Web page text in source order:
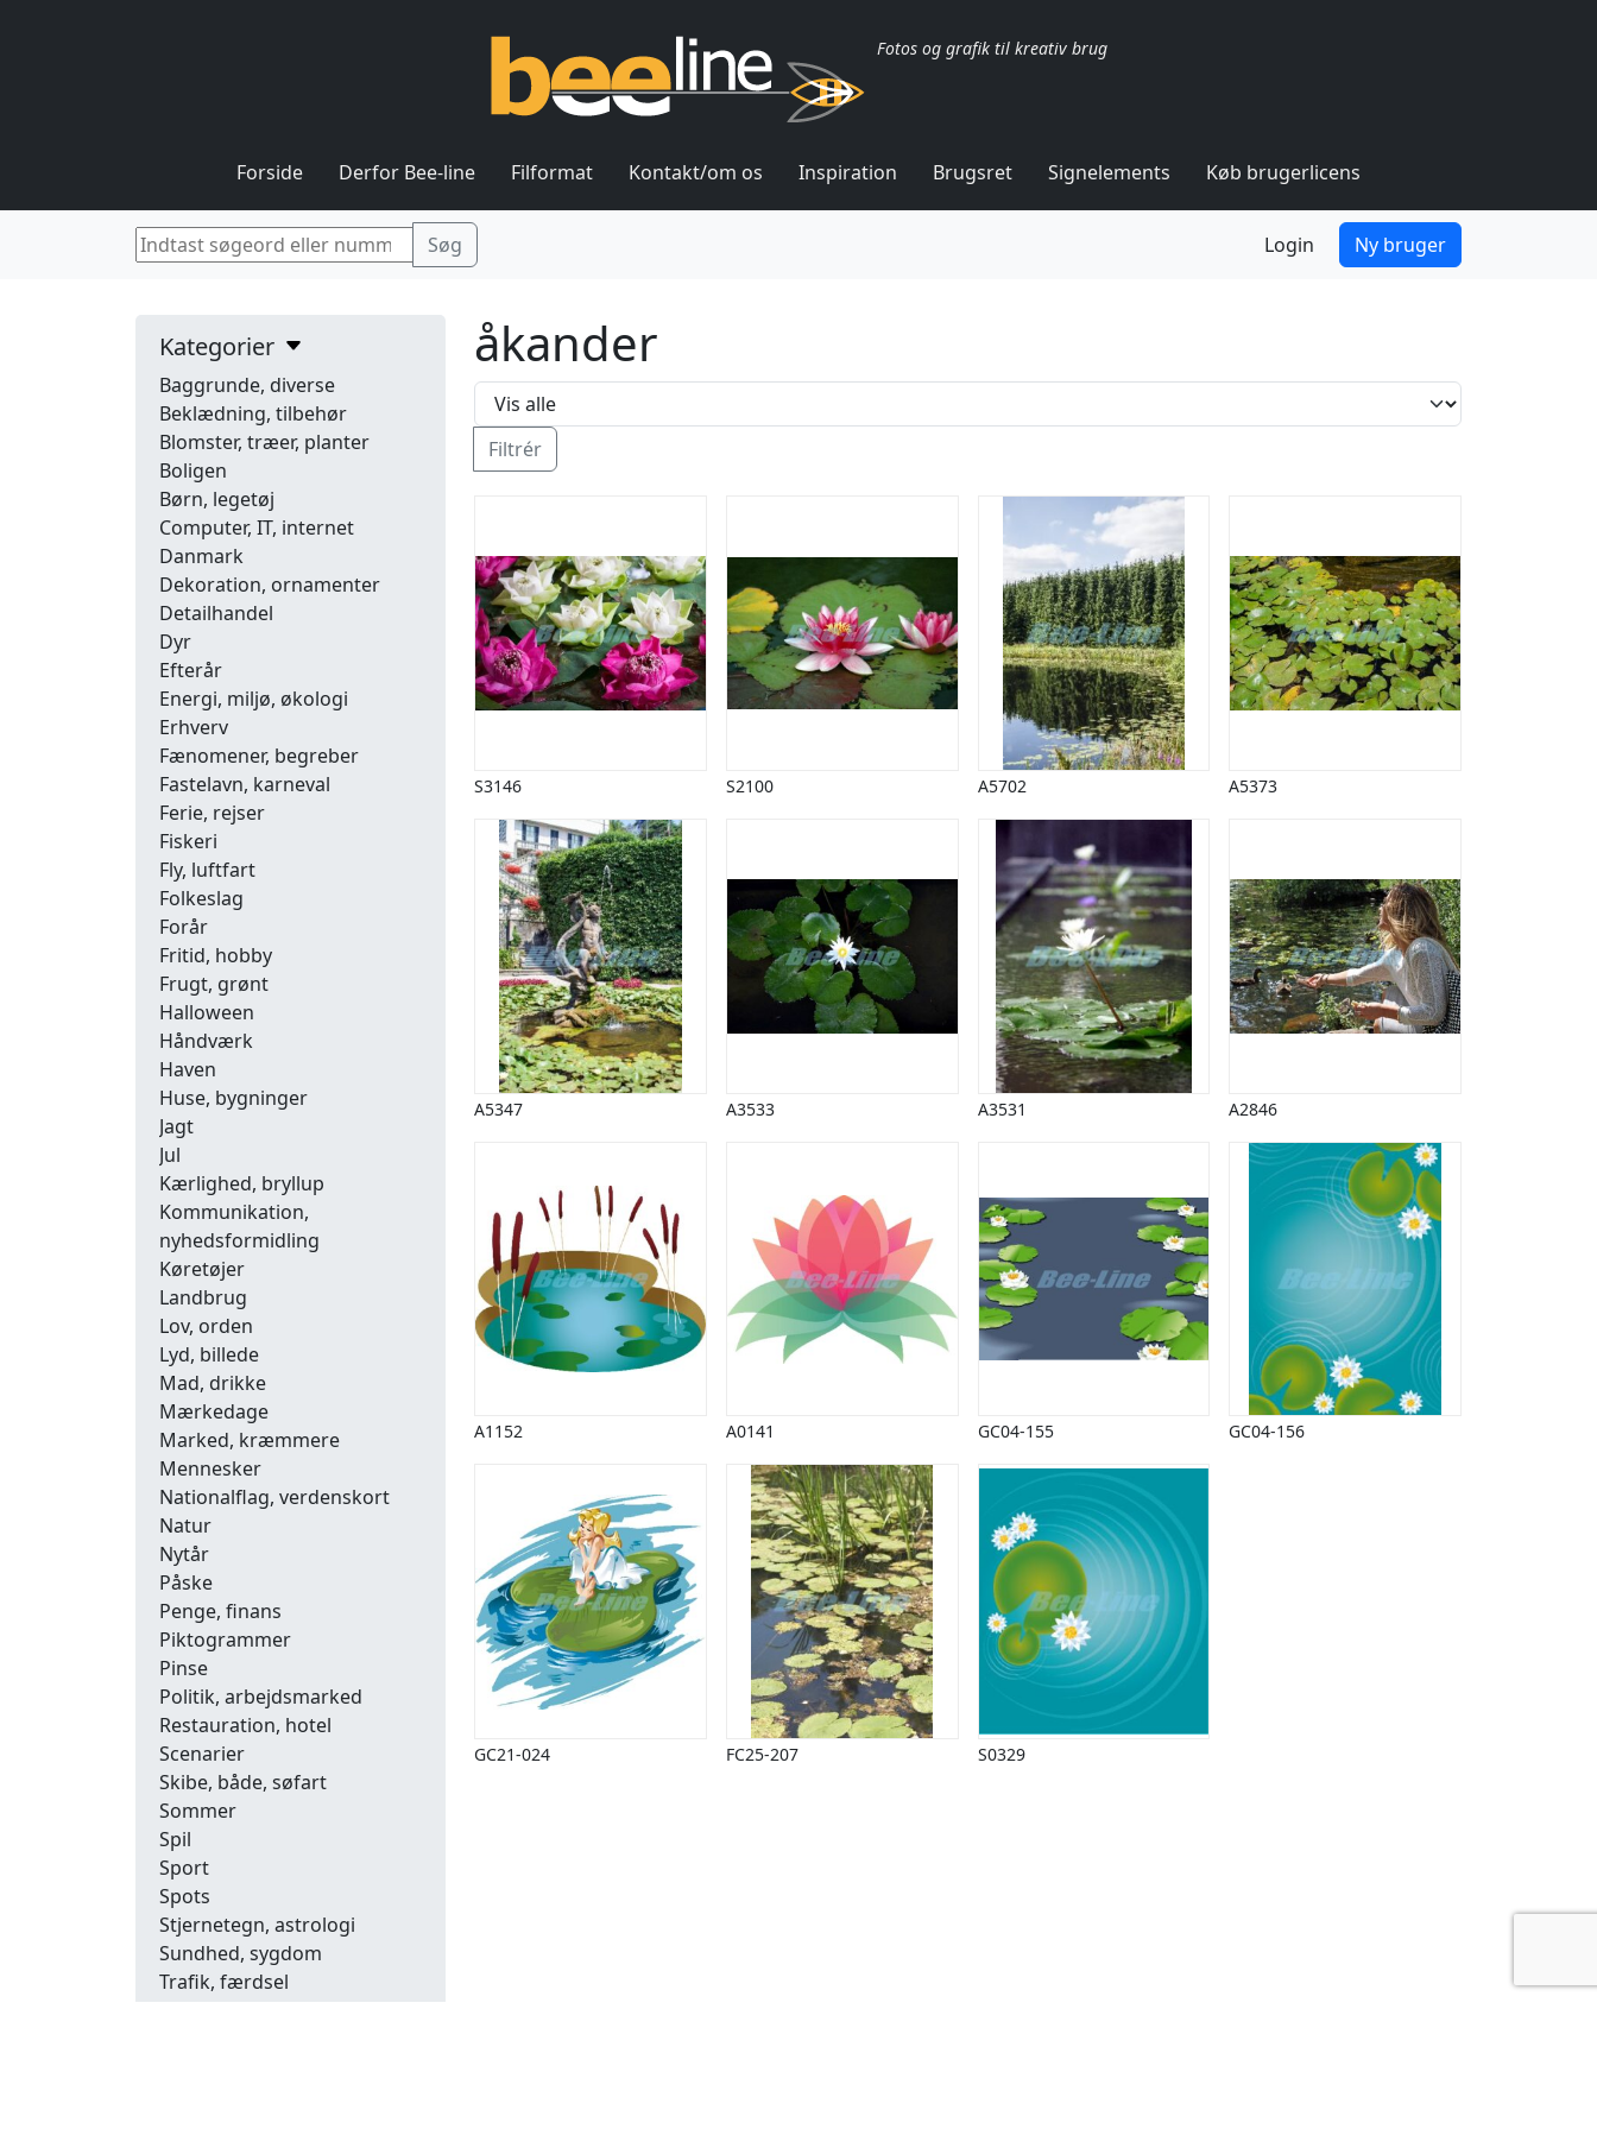
Fotos og grafik til kreativ brug
Forside Derfor Bee-line Filformat Kontakt/om os Inspiration Brugsret Signelements Køb brugerlicens
Login Ny bruger
Kategorier
Baggrunde, diverse
Beklædning, tilbehør
Blomster, træer, planter
Boligen
Børn, legetøj
Computer, IT, internet
Danmark
Dekoration, ornamenter
Detailhandel
Dyr
Efterår
Energi, miljø, økologi
Erhverv
Fænomener, begreber
Fastelavn, karneval
Ferie, rejser
Fiskeri
Fly, luftfart
Folkeslag
Forår
Fritid, hobby
Frugt, grønt
Halloween
Håndværk
Haven
Huse, bygninger
Jagt
Jul
Kærlighed, bryllup
Kommunikation,
nyhedsformidling
Køretøjer
Landbrug
Lov, orden
Lyd, billede
Mad, drikke
Mærkedage
Marked, kræmmere
Mennesker
Nationalflag, verdenskort
Natur
Nytår
Påske
Penge, finans
Piktogrammer
Pinse
Politik, arbejdsmarked
Restauration, hotel
Scenarier
Skibe, både, søfart
Sommer
Spil
Sport
Spots
Stjernetegn, astrologi
Sundhed, sygdom
Trafik, færdsel
åkander
Filtrér
S3146 S2100 A5702 A5373
A5347 A3533 A3531 A2846
A1152 A0141 GC04-155 GC04-156
GC21-024 FC25-207 S0329